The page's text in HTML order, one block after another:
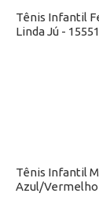
Tênis Infantil
Linda Jú -
Tênis Infantil
Azul/Vermelho